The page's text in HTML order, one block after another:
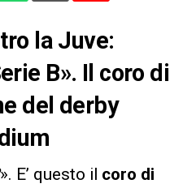
la Juve:
B». Il coro di
del derby
». E’ questo il coro di